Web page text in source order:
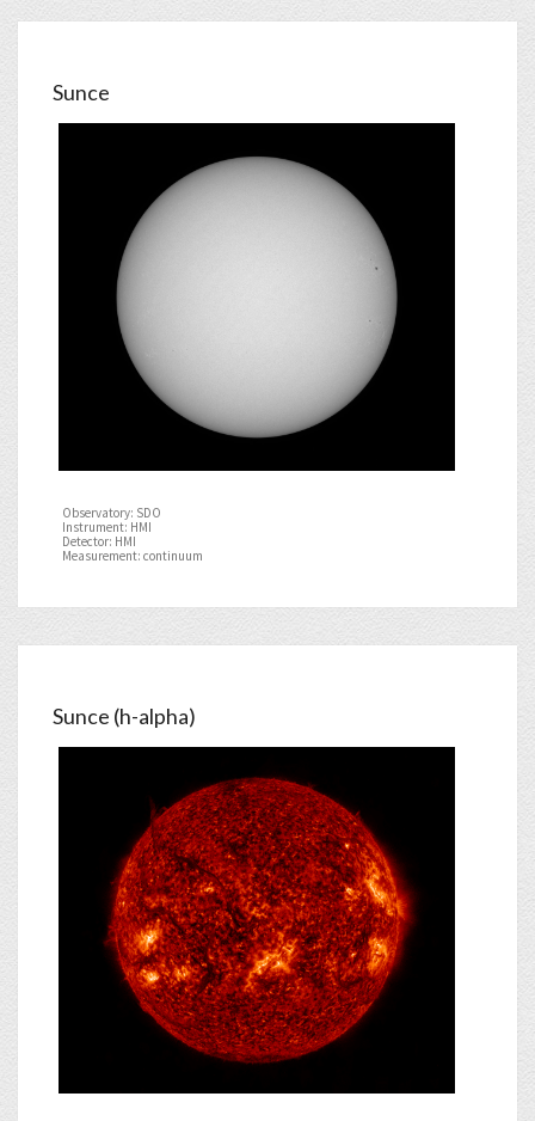
Sunce
Observatory: SDO
Instrument: HMI
Detector: HMI
Measurement: continuum
Sunce (h-alpha)